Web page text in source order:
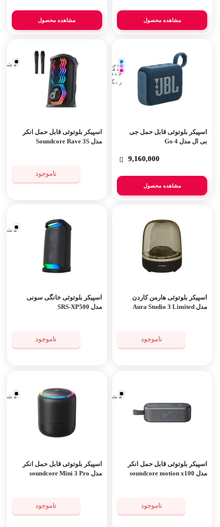
مشاهده محصول مشاهده محصول
اسپیکر بلوتوثی قابل حمل جی
بی ال مدل Go 4
9,160,000
مشاهده محصول
آبی
بنفش
چند
رنگ
اسپیکر بلوتوثی قابل حمل انکر
مدل Soundcore Rave 3S
ناموجود
اسپیکر بلوتوثی هارمن کاردن
مدل Aura Studio 3 Limited
ناموجود
اسپیکر بلوتوثی خانگی سونی
مدل SRS-XP500
ناموجود
اسپیکر بلوتوثی قابل حمل انکر
مدل soundcore motion x100
ناموجود
مشکی
اسپیکر بلوتوثی قابل حمل انکر
مدل soundcore Mini 3 Pro
ناموجود